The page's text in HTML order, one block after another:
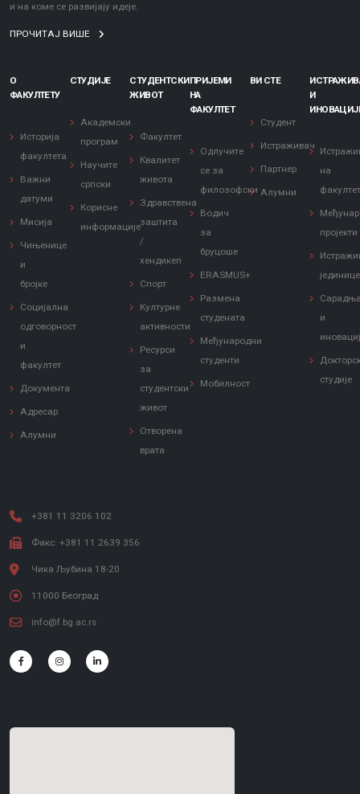
и на коме се развијају идеје.
ПРОЧИТАЈ ВИШЕ
О
ФАКУЛТЕТУ
Историја
факултета
Важни
датуми
Мисија
Чињенице
и
бројке
Социјална
одговорност
и
факултет
Документа
Адресар
Алумни
СТУДИЈЕ
Академски
програм
Научите
српски
Корисне
информације
СТУДЕНТСКИ
ЖИВОТ
Факултет
Квалитет
живота
Здравствена
заштита
/
хендикеп
Спорт
Културне
активности
Ресурси
за
студентски
живот
Отворена
врата
ПРИЈЕМИ
НА
ФАКУЛТЕТ
Одлучите
се за
филозофски
Водич
за
бруцоше
ERASMUS+
Размена
студената
Међународни
студенти
Мобилност
ВИ СТЕ
Студент
Истраживач
Партнер
Алумни
И
на
пројекти
јединице
и
студије
+381 11 3206 102
Факс: +381 11 2639 356
Чика Љубина 18-20
11000 Београд
info@f.bg.ac.rs